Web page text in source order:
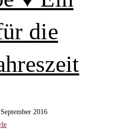
die
2016